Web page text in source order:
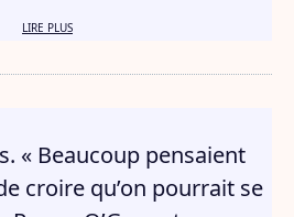
LIRE PLUS
« Beaucoup pensaient
croire qu’on pourrait se